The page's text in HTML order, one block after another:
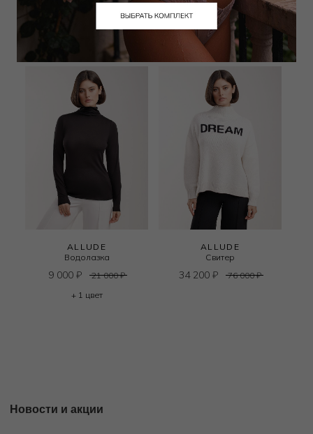
+ 1 цвет
ALLUDE
Водолазка
9 000 ₽ 21 000₽
+ 1 цвет
ALLUDE
Свитер
34 200 ₽ 76 000₽
Новости и акции